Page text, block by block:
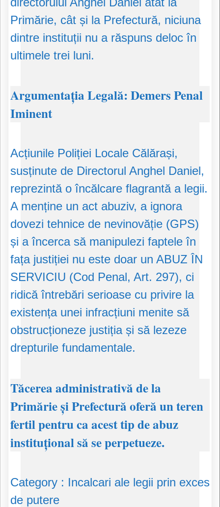
Primărie, cât și la Prefectură, niciuna
dintre instituții nu a răspuns deloc în
ultimele trei luni.
​Argumentația Legală: Demers Penal
Iminent
​Acțiunile Poliției Locale Călărași,
susținute de Directorul Anghel Daniel,
reprezintă o încălcare flagrantă a legii.
A menține un act abuziv, a ignora
dovezi tehnice de nevinovăție (GPS)
și a încerca să manipulezi faptele în
fața justiției nu este doar un ABUZ ÎN
SERVICIU (Cod Penal, Art. 297), ci
ridică întrebări serioase cu privire la
existența unei infracțiuni menite să
obstrucționeze justiția și să lezeze
drepturile fundamentale.
​Tăcerea administrativă de la
Primărie și Prefectură oferă un teren
fertil pentru ca acest tip de abuz
instituțional să se perpetueze.
​Category : Incalcari ale legii prin exces
de putere